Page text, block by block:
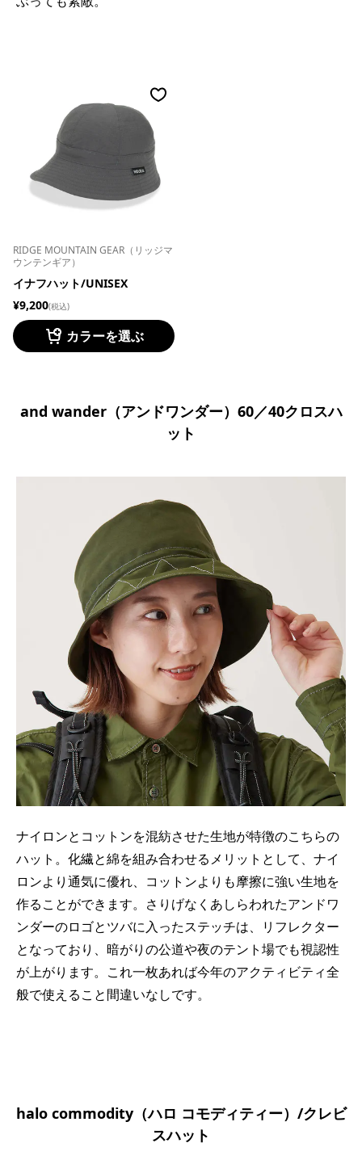
RIDGE MOUNTAIN GEAR（リッジマ
ウンテンギア）
イナフハット/UNISEX
¥9,200(税込)
カラーを選ぶ
and wander（アンドワンダー）60／40クロスハ
ット
ナイロンとコットンを混紡させた生地が特徴のこちらの
ハット。化繊と綿を組み合わせるメリットとして、ナイ
ロンより通気に優れ、コットンよりも摩擦に強い生地を
作ることができます。さりげなくあしらわれたアンドワ
ンダーのロゴとツバに入ったステッチは、リフレクター
となっており、暗がりの公道や夜のテント場でも視認性
が上がります。これ一枚あれば今年のアクティビティ全
般で使えること間違いなしです。
halo commodity（ハロ コモディティー）/クレビ
スハット